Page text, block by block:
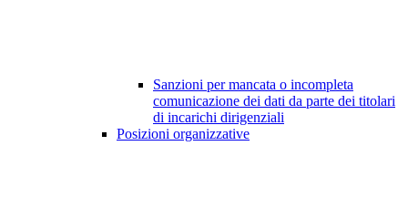
Sanzioni per mancata o incompleta
comunicazione dei dati da parte dei titolari
di incarichi dirigenziali
Posizioni organizzative